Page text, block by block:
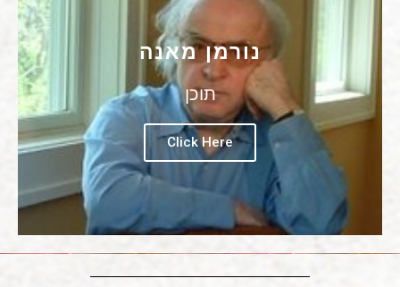
נורמן מאנה
תוכן
Click Here